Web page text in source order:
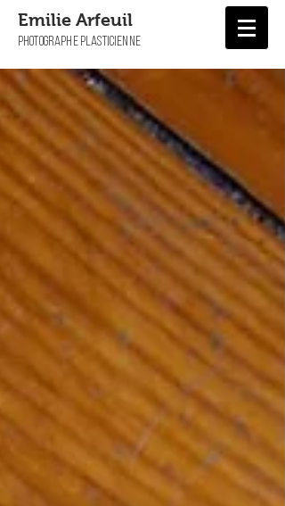
Emilie Arfeuil
PHOTOGRAPHE PLASTICIENNE